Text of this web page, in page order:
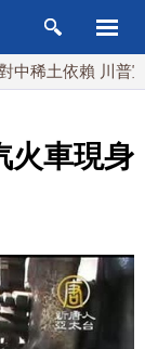
土依賴 川普宣布
火車現身